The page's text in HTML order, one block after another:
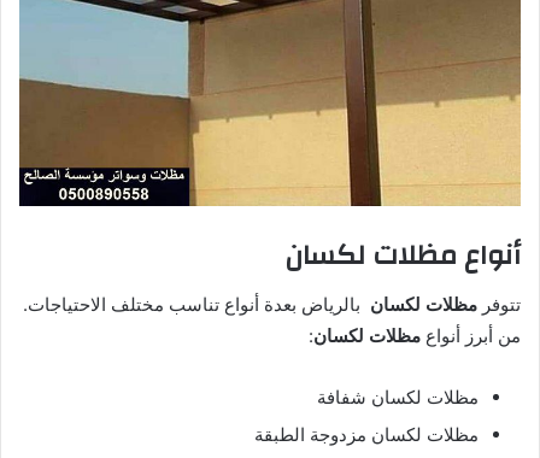
أنواع مظلات لكسان
تتوفر مظلات لكسان بالرياض بعدة أنواع تناسب مختلف الاحتياجات.
من أبرز أنواع مظلات لكسان:
مظلات لكسان شفافة
مظلات لكسان مزدوجة الطبقة